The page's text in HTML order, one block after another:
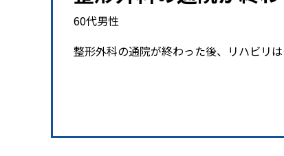
60代男性
整形外科の通院が終わった後、リハビリ